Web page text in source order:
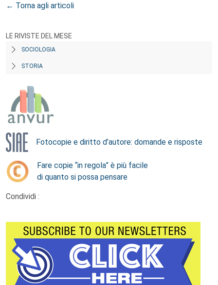
← Torna agli articoli
LE RIVISTE DEL MESE
SOCIOLOGIA
STORIA
Fotocopie e diritto d’autore: domande e risposte
Fare copie “in regola” è più facile
di quanto si possa pensare
Condividi :